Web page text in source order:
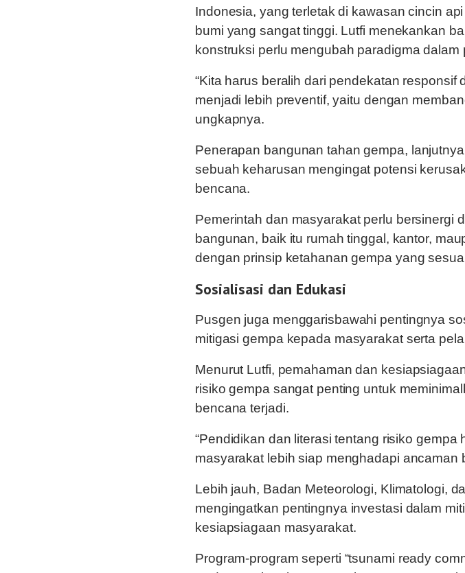
Indonesia, yang terletak di kawasan cincin
bumi yang sangat tinggi. Lutfi menekankan
konstruksi perlu mengubah paradigma dalam
“Kita harus beralih dari pendekatan
menjadi lebih preventif, yaitu dengan
ungkapnya.
Penerapan bangunan tahan gempa,
sebuah keharusan mengingat potensi
bencana.
Pemerintah dan masyarakat perlu bersinergi
bangunan, baik itu rumah tinggal, kantor,
dengan prinsip ketahanan gempa yang
Sosialisasi dan Edukasi
Pusgen juga menggarisbawahi pentingnya
mitigasi gempa kepada masyarakat serta
Menurut Lutfi, pemahaman dan
risiko gempa sangat penting untuk
bencana terjadi.
“Pendidikan dan literasi tentang risiko
masyarakat lebih siap menghadapi ancaman
Lebih jauh, Badan Meteorologi, Klimatologi,
mengingatkan pentingnya investasi dalam
kesiapsiagaan masyarakat.
Program-program seperti “tsunami ready